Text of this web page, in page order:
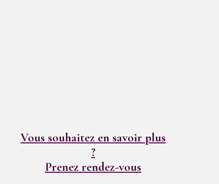
Vous souhaitez en savoir plus
?
Prenez rendez-vous